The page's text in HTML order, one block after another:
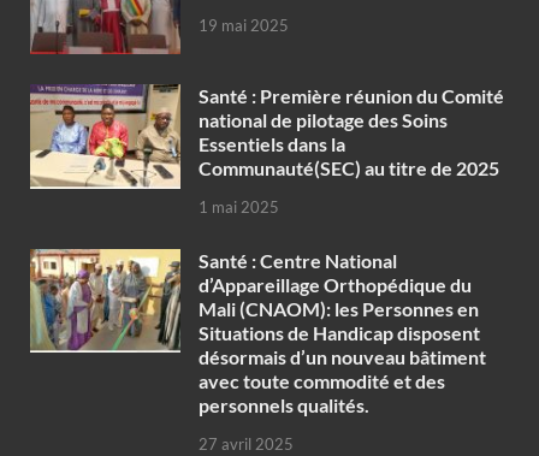
19 mai 2025
Santé : Première réunion du Comité
national de pilotage des Soins
Essentiels dans la
Communauté(SEC) au titre de 2025
1 mai 2025
Santé : Centre National
d’Appareillage Orthopédique du
Mali (CNAOM): les Personnes en
Situations de Handicap disposent
désormais d’un nouveau bâtiment
avec toute commodité et des
personnels qualités.
27 avril 2025